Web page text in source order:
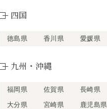
四国
徳島県 香川県 愛媛県
九州・沖縄
福岡県 佐賀県 長崎県
大分県
宮崎県 鹿児島県